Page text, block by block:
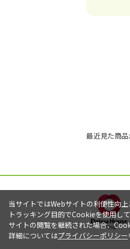
最近見た商品
当サイトではWebサイトの利便性向
トラッキング目的でCookieを使用し
サイトの閲覧を継続された場合、
詳細についてはプライバシーポリシー